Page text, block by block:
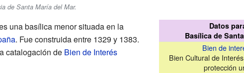
de Santa María del Mar.
Datos
Basílica de
Bien de
Bien Cultural de
protección
una basílica menor situada en la
. Fue construida entre 1329 y 1383.
catalogación de Bien de Interés